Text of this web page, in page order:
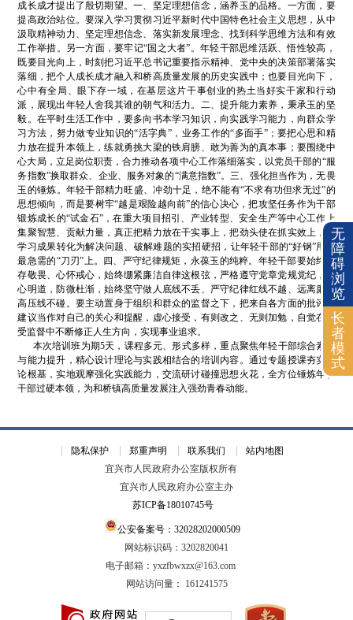
成长成才提出了殷切期望。一、坚定理想信念，涵养玉的品格。一方面，要
提高政治站位。要深入学习贯彻习近平新时代中国特色社会主义思想，从中
汲取精神动力、坚定理想信念、落实新发展理念、找到科学思维方法和有效
工作举措。另一方面，要牢记“国之大者”。年轻干部思维活跃、悟性较高，
既要目光向上，时刻把习近平总书记重要指示精神、党中央的决策部署落实
落细，把个人成长成才融入和桥高质量发展的历史实践中；也要目光向下，
心中有全局、眼下存一域，在基层这片干事创业的热土当好实干家和行动
派，展现出年轻人舍我其谁的朝气和活力。二、提升能力素养，秉承玉的坚
毅。在平时生活工作中，要多向书本学习知识，向实践学习能力，向群众学
习方法，努力做专业知识的“活字典”，业务工作的“多面手”；要把心思和精
力放在提升本领上，练就勇挑大梁的铁肩膀、敢为善为的真本事；要围绕中
心大局，立足岗位职责，合力推动各项中心工作落细落实，以党员干部的“服
务指数”换取群众、企业、服务对象的“满意指数”。三、强化担当作为，无畏
玉的锤炼。年轻干部精力旺盛、冲劲十足，绝不能有“不求有功但求无过”的
思想倾向，而是要树牢“越是艰险越向前”的信心决心，把攻坚任务作为干部
锻炼成长的“试金石”，在重大项目招引、产业转型、安全生产等中心工作上
集聚智慧、贡献力量，真正把精力放在干实事上，把劲头使在抓实效上，把
学习成果转化为解决问题、破解难题的实招硬招，让年轻干部的“好钢”用在
最急需的“刀刃”上。四、严守纪律规矩，永葆玉的纯粹。年轻干部要始终心
存敬畏、心怀戒心，始终绷紧廉洁自律这根弦，严格遵守党章党规党纪，正
心明道，防微杜渐，始终坚守做人底线不丢、严守纪律红线不越、远离廉政
高压线不碰。要主动置身于组织和群众的监督之下，把来自各方面的批评和
建议当作对自己的关心和提醒，虚心接受，有则改之、无则加勉，自觉在接
受监督中不断修正人生方向，实现事业追求。
本次培训班为期5天，课程多元、形式多样，重点聚焦年轻干部综合素质
与能力提升，精心设计理论与实践相结合的培训内容。通过专题授课夯实理
论根基，实地观摩强化实践能力，交流研讨碰撞思想火花，全方位锤炼年轻
干部过硬本领，为和桥镇高质量发展注入强劲青春动能。
隐私保护 郑重声明 联系我们
站内地图
宜兴市人民政府办公室版权所有
宜兴市人民政府办公室主办
苏ICP备18010745号
公安备案号：32028202000509
网站标识码：3202820041
电子邮箱：yxzfbwxzx@163.com
网站访问量：
161241575
无
障
碍
浏
览
长
者
模
式